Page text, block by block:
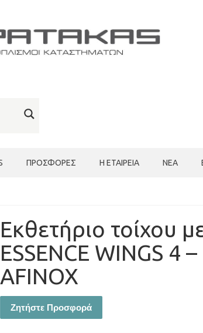
ΠΡΟΣΦΟΡΈΣ Η ΕΤΑΙΡΕΊΑ ΝΈΑ
Εκθετήριο τοίχου
ESSENCE WINGS 4
AFINOX
Ζητήστε Προσφορά